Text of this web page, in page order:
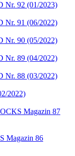
Nr. 92 (01/2023)
Nr. 91 (06/2022)
Nr. 90 (05/2022)
Nr. 89 (04/2022)
Nr. 88 (03/2022)
2022)
Magazin 87
Magazin 86